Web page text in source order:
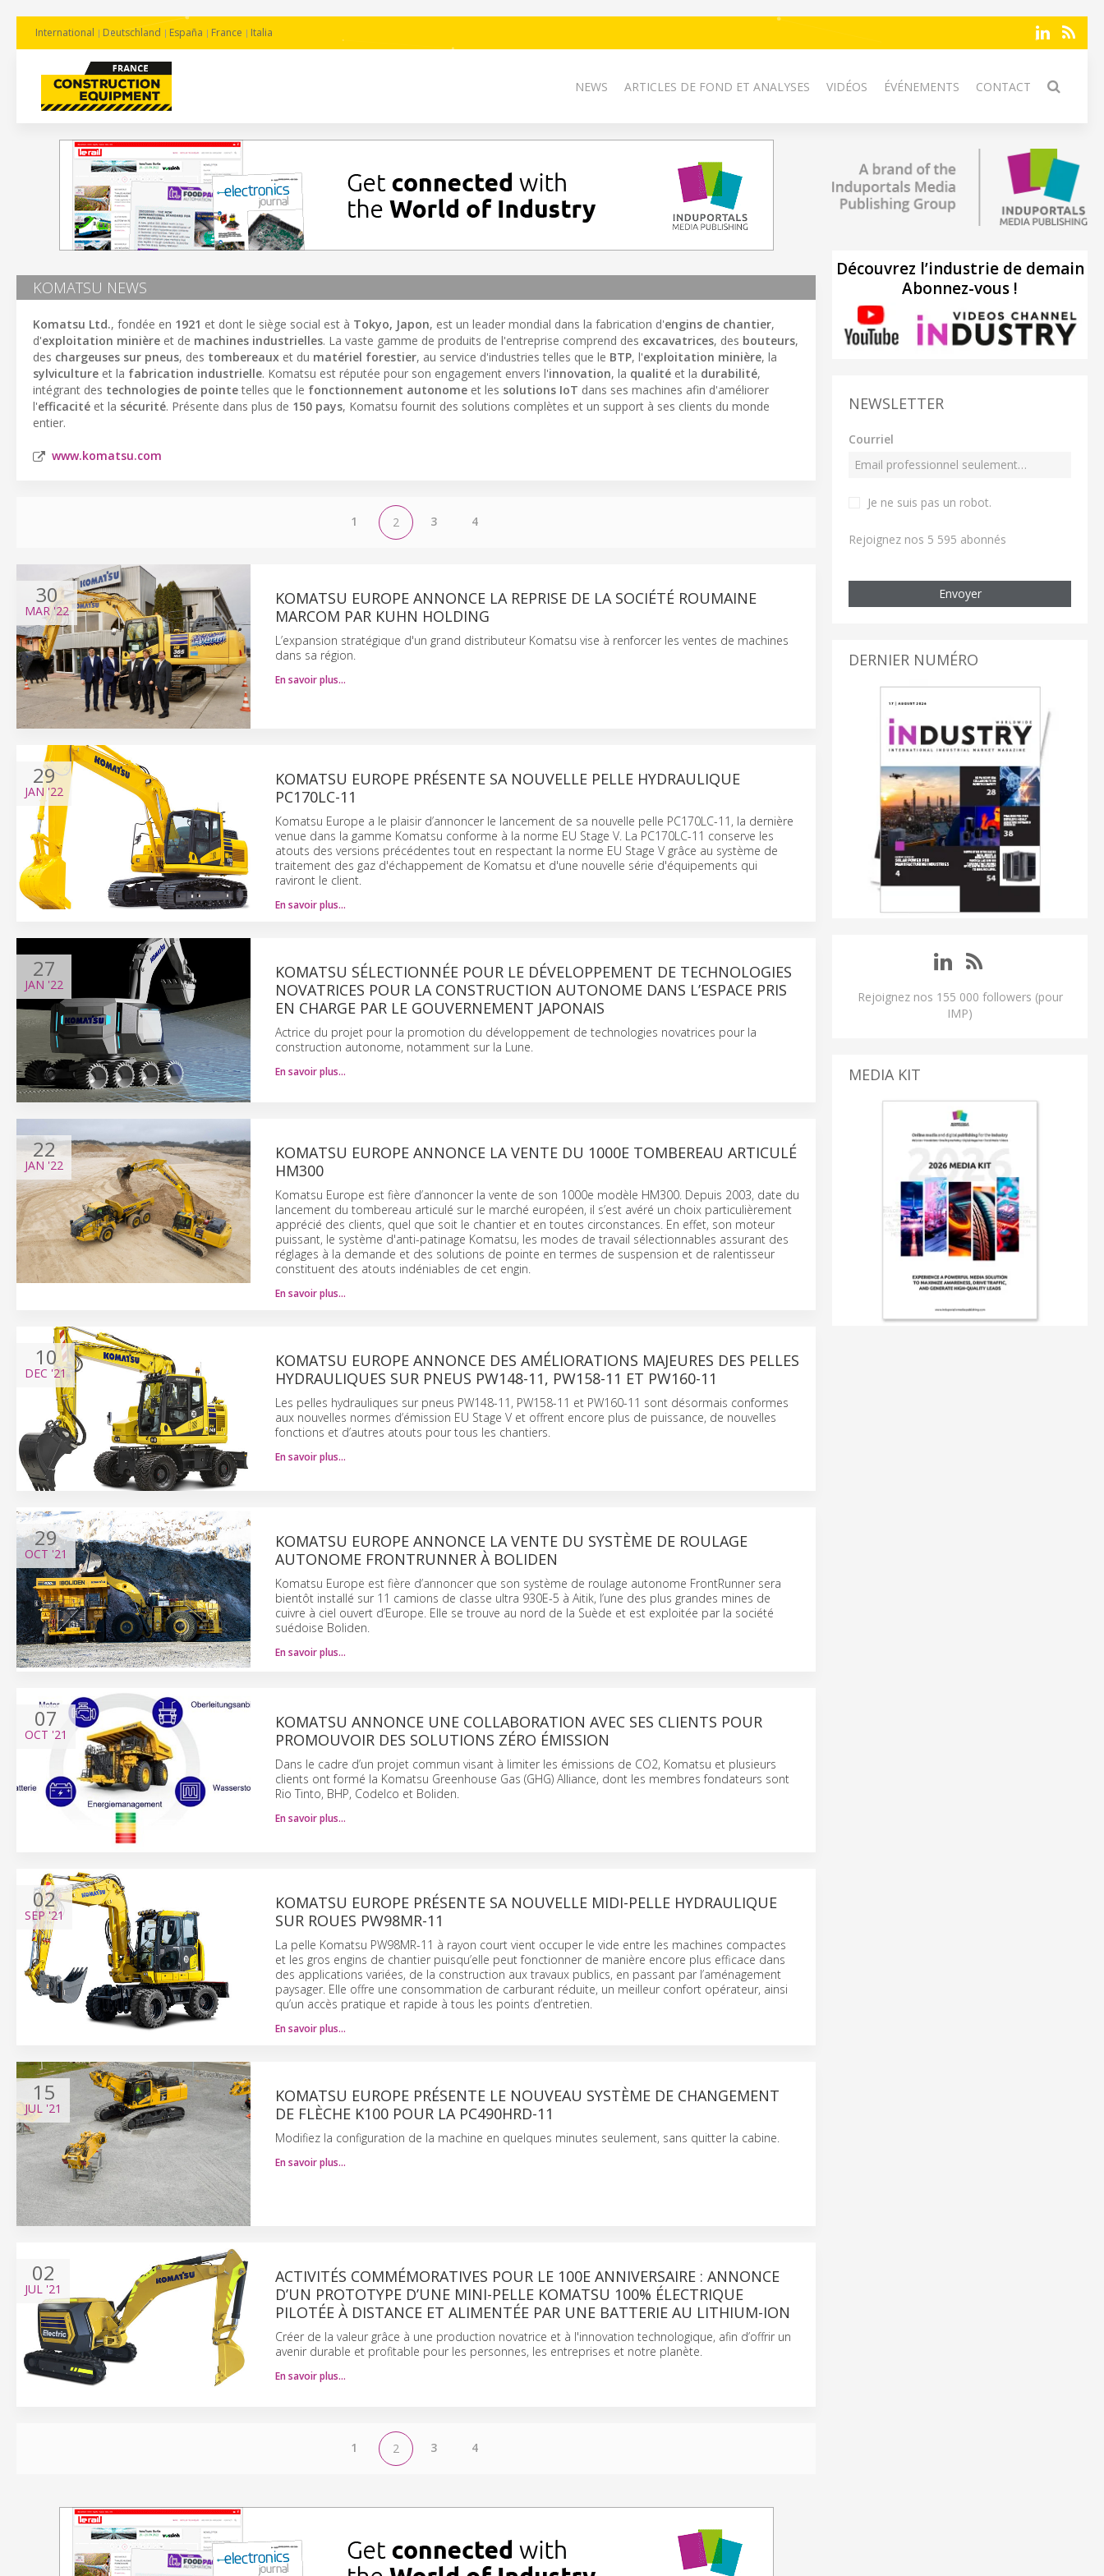
International Deutschland España France Italia
NEWS ARTICLES DE FOND ET ANALYSES VIDÉOS ÉVÉNEMENTS CONTACT
KOMATSU NEWS
Komatsu Ltd., fondée en 1921 et dont le siège social est à Tokyo, Japon, est un leader mondial dans la fabrication d'engins de chantier,
d'exploitation minière et de machines industrielles. La vaste gamme de produits de l'entreprise comprend des excavatrices, des bouteurs,
des chargeuses sur pneus, des tombereaux et du matériel forestier, au service d'industries telles que le BTP, l'exploitation minière, la
sylviculture et la fabrication industrielle. Komatsu est réputée pour son engagement envers l'innovation, la qualité et la durabilité,
intégrant des technologies de pointetelles que le fonctionnement autonome et les solutions IoT dans ses machines afin d'améliorer
l'efficacité et la sécurité. Présente dans plus de 150 pays, Komatsu fournit des solutions complètes et un support à ses clients du monde
entier.
www.komatsu.com
1 2 3 4
30
MAR'22
KOMATSU EUROPE ANNONCE LA REPRISE DE LA SOCIÉTÉ ROUMAINE
MARCOM PAR KUHN HOLDING
L’expansion stratégique d'un grand distributeur Komatsu vise à renforcer les ventes de machines
dans sa région.
En savoir plus…
29
JAN'22
KOMATSU EUROPE PRÉSENTE SA NOUVELLE PELLE HYDRAULIQUE
PC170LC-11
Komatsu Europe a le plaisir d’annoncer le lancement de sa nouvelle pelle PC170LC-11, la dernière
venue dans la gamme Komatsu conforme à la norme EU Stage V. La PC170LC-11 conserve les
atouts des versions précédentes tout en respectant la norme EU Stage V grâce au système de
traitement des gaz d'échappement de Komatsu et d'une nouvelle série d'équipements qui
raviront le client.
En savoir plus…
27
JAN '22
KOMATSU SÉLECTIONNÉE POUR LE DÉVELOPPEMENT DE TECHNOLOGIES
NOVATRICES POUR LA CONSTRUCTION AUTONOME DANS L’ESPACE PRIS
EN CHARGE PAR LE GOUVERNEMENT JAPONAIS
Actrice du projet pour la promotion du développement de technologies novatrices pour la
construction autonome, notamment sur la Lune.
En savoir plus…
22
JAN '22
KOMATSU EUROPE ANNONCE LA VENTE DU 1000E TOMBEREAU ARTICULÉ
HM300
Komatsu Europe est fière d’annoncer la vente de son 1000e modèle HM300. Depuis 2003, date du
lancement du tombereau articulé sur le marché européen, il s’est avéré un choix particulièrement
apprécié des clients, quel que soit le chantier et en toutes circonstances. En effet, son moteur
puissant, le système d'anti-patinage Komatsu, les modes de travail sélectionnables assurant des
réglages à la demande et des solutions de pointe en termes de suspension et de ralentisseur
constituent des atouts indéniables de cet engin.
En savoir plus…
10
DEC '21
KOMATSU EUROPE ANNONCE DES AMÉLIORATIONS MAJEURES DES PELLES
HYDRAULIQUES SUR PNEUS PW148-11, PW158-11 ET PW160-11
Les pelles hydrauliques sur pneus PW148-11, PW158-11 et PW160-11 sont désormais conformes
aux nouvelles normes d’émission EU Stage V et offrent encore plus de puissance, de nouvelles
fonctions et d’autres atouts pour tous les chantiers.
En savoir plus…
29
OCT '21
KOMATSU EUROPE ANNONCE LA VENTE DU SYSTÈME DE ROULAGE
AUTONOME FRONTRUNNER À BOLIDEN
Komatsu Europe est fière d’annoncer que son système de roulage autonome FrontRunner sera
bientôt installé sur 11 camions de classe ultra 930E-5 à Aitik, l’une des plus grandes mines de
cuivre à ciel ouvert d’Europe. Elle se trouve au nord de la Suède et est exploitée par la société
suédoise Boliden.
En savoir plus…
07
OCT '21
KOMATSU ANNONCE UNE COLLABORATION AVEC SES CLIENTS POUR
PROMOUVOIR DES SOLUTIONS ZÉRO ÉMISSION
Dans le cadre d’un projet commun visant à limiter les émissions de CO2, Komatsu et plusieurs
clients ont formé la Komatsu Greenhouse Gas (GHG) Alliance, dont les membres fondateurs sont
Rio Tinto, BHP, Codelco et Boliden.
En savoir plus…
02
SEP'21
KOMATSU EUROPE PRÉSENTE SA NOUVELLE MIDI-PELLE HYDRAULIQUE
SUR ROUES PW98MR-11
La pelle Komatsu PW98MR-11 à rayon court vient occuper le vide entre les machines compactes
et les gros engins de chantier puisqu’elle peut fonctionner de manière encore plus efficace dans
des applications variées, de la construction aux travaux publics, en passant par l’aménagement
paysager. Elle offre une consommation de carburant réduite, un meilleur confort opérateur, ainsi
qu’un accès pratique et rapide à tous les points d’entretien.
En savoir plus…
15
JUL '21
KOMATSU EUROPE PRÉSENTE LE NOUVEAU SYSTÈME DE CHANGEMENT
DE FLÈCHE K100 POUR LA PC490HRD-11
Modifiez la configuration de la machine en quelques minutes seulement, sans quitter la cabine.
En savoir plus…
02
JUL '21
ACTIVITÉS COMMÉMORATIVES POUR LE 100E ANNIVERSAIRE : ANNONCE
D’UN PROTOTYPE D’UNE MINI-PELLE KOMATSU 100% ÉLECTRIQUE
PILOTÉE À DISTANCE ET ALIMENTÉE PAR UNE BATTERIE AU LITHIUM-ION
Créer de la valeur grâce à une production novatrice et à l'innovation technologique, afin d’offrir un
avenir durable et profitable pour les personnes, les entreprises et notre planète.
En savoir plus…
1 2 3 4
Découvrez l’industrie de demain
Abonnez-vous !
NEWSLETTER
Courriel
Je ne suis pas un robot.
Rejoignez nos 5 595 abonnés
Envoyer
DERNIER NUMÉRO
Rejoignez nos 155 000 followers (pour
IMP)
MEDIA KIT